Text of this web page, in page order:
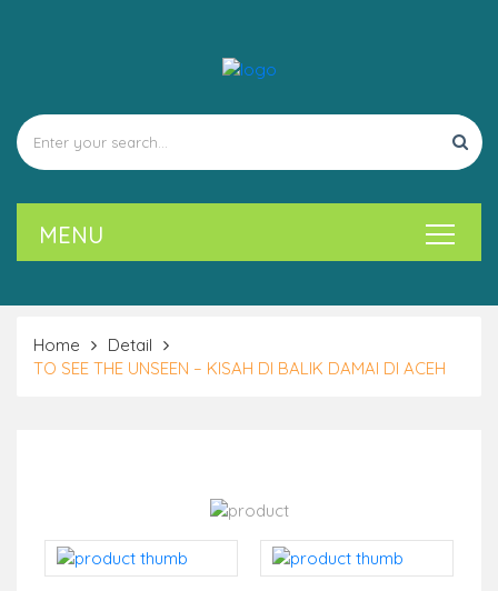
Home
Detail
TO SEE THE UNSEEN – KISAH DI BALIK DAMAI DI ACEH